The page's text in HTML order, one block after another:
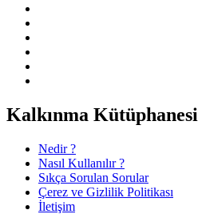
Kalkınma Kütüphanesi
Nedir ?
Nasıl Kullanılır ?
Sıkça Sorulan Sorular
Çerez ve Gizlilik Politikası
İletişim